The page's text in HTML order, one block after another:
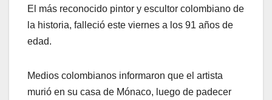
El más reconocido pintor y escultor colombiano de
la historia, falleció este viernes a los 91 años de
edad.
Medios colombianos informaron que el artista
murió en su casa de Mónaco, luego de padecer